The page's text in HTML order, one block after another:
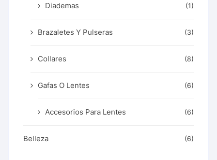
Diademas (1)
Brazaletes Y Pulseras (3)
Collares (8)
Gafas O Lentes (6)
Accesorios Para Lentes (6)
Belleza (6)